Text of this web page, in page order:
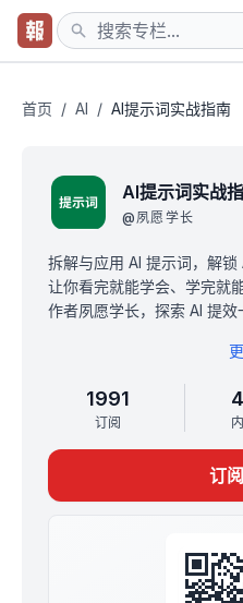
首页 / AI / AI提示词实战指南
AI提示词实战
@夙愿学长
拆解与应用 AI 提示词，解
让你看完就能学会、学完就能
作者夙愿学长，探索 AI 提
小册共 4 个专栏：提示词基
词技巧与应用、提示词实战
原价299，限时10元买断制
订阅后凭截图拉你进读者交
径》和《三十分钟速成高质
1991
订阅
订